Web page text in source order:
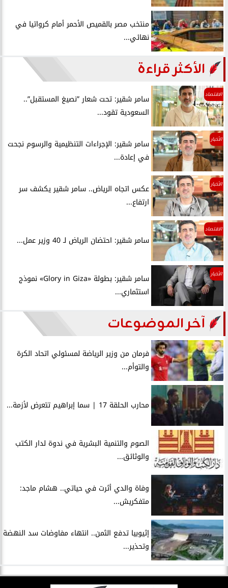
منتخب مصر بالقميص الأحمر أمام كرواتيا في
نهائي...
الأكثر قراءة
الاقتصاد
سامر شقير: تحت شعار ”نصيغ المستقبل”..
السعودية تقود...
الأخبار
سامر شقير: الإجراءات التنظيمية والرسوم نجحت
في إعادة...
الأخبار
عكس اتجاه الرياض.. سامر شقير يكشف سر
ارتفاع...
الاقتصاد
سامر شقير: احتضان الرياض لـ 40 وزير عمل...
الأخبار
سامر شقير: بطولة «Glory in Giza» نموذج
استثماري...
آخر الموضوعات
فرمان من وزير الرياضة لمسئولي اتحاد الكرة
والتوأم...
محارب الحلقة 17 | سما إبراهيم تتعرض لأزمة...
الصوم والتنمية البشرية في ندوة لدار الكتب
والوثائق...
وفاة والدي أثرت في حياتي.. هشام ماجد:
متفكريش...
إثيوبيا تدفع الثمن.. انتهاء مفاوضات سد النهضة
وتحذير...